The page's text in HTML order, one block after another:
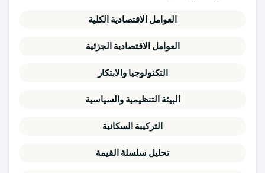
العوامل الاقتصادية الكلية
العوامل الاقتصادية الجزئية
التكنولوجيا والابتكار
البيئة التنظيمية والسياسية
التركيبة السكانية
تحليل سلسلة القيمة